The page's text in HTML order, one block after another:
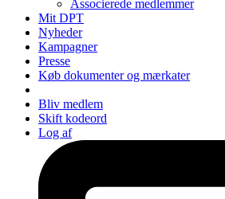
Associerede medlemmer
Mit DPT
Nyheder
Kampagner
Presse
Køb dokumenter og mærkater
Bliv medlem
Skift kodeord
Log af